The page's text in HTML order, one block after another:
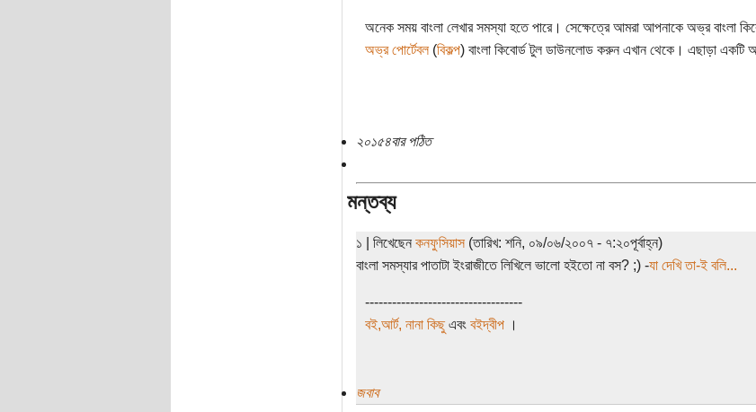
অনেক সময় বাংলা লেখার সমস্যা হতে পারে। সেক্ষেত্রে আমরা আপনাকে অভ্র বাংলা
অভ্র পোর্টেবল(বিকল্প) বাংলা কিবোর্ড টুল ডাউনলোড করুন এখান থেকে। এছাড়া একটি
২০১৫৪বার পঠিত
মন্তব্য
১ | লিখেছেন কনফুসিয়াস(তারিখ: শনি, ০৯/০৬/২০০৭ - ৭:২০পূর্বাহ্ন)
বাংলা সমস্যার পাতাটা ইংরাজীতে লিখিলে ভালো হইতো না বস? ;) -যা দেখি তা-ই বলি...
-----------------------------------
বই,আর্ট, নানা কিছুএবং বইদ্বীপ ।
জবাব